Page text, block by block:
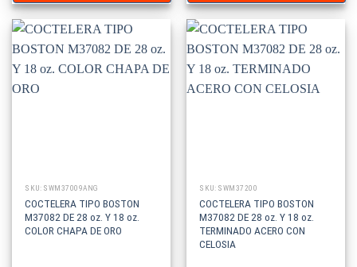
SKU: SWM37009ANG
COCTELERA TIPO BOSTON
M37082 DE 28 oz. Y 18 oz.
COLOR CHAPA DE ORO
SKU: SWM37200
COCTELERA TIPO BOSTON
M37082 DE 28 oz. Y 18 oz.
TERMINADO ACERO CON
CELOSIA